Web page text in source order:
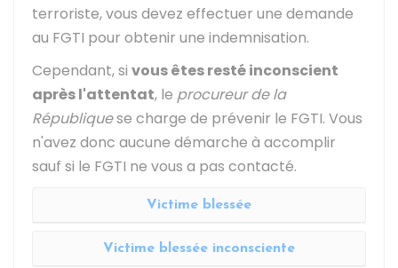
terroriste, vous devez effectuer une demande
au FGTI pour obtenir une indemnisation.
Cependant, si vous êtes resté inconscient
après l'attentat, le procureur de la
Républiquese charge de prévenir le FGTI. Vous
n'avez donc aucune démarche à accomplir
sauf si le FGTI ne vous a pas contacté.
Victime blessée
Victime blessée inconsciente